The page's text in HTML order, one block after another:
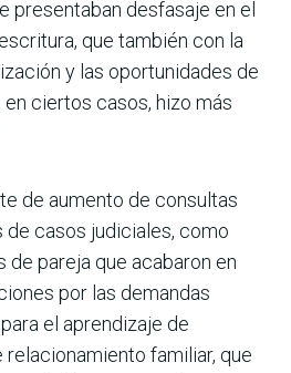
presentaban desfasaje en el
que también con la
y las oportunidades de
ciertos casos, hizo más
de aumento de consultas
casos judiciales, como
de pareja que acabaron en
por las demandas
el aprendizaje de
familiar, que